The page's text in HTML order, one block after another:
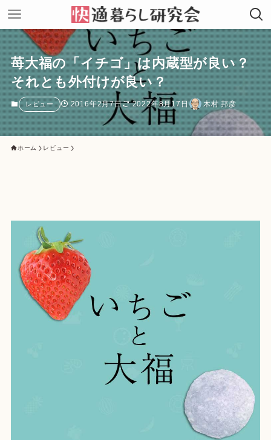
苺大福の「イチゴ」は内蔵型が良い？
それとも外付けが良い？
レビュー 2016年2月7日 2022年8月17日 木村 邦彦
ホーム レビュー